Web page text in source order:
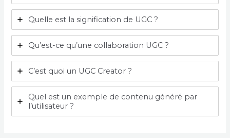
Quelle est la signification de UGC ?
Qu’est-ce qu’une collaboration UGC ?
C’est quoi un UGC Creator ?
Quel est un exemple de contenu généré par
l’utilisateur ?